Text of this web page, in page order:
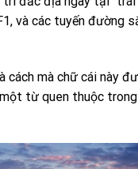
và các tuyến đường
cách mà chữ cái này
một từ quen thuộc trong